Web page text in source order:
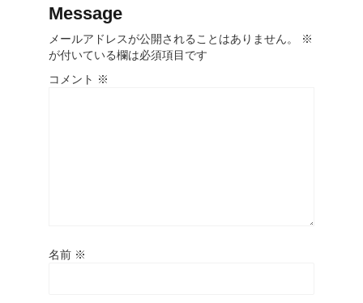
Message
メールアドレスが公開されることはありません。
※
が付いている欄は必須項目です
コメント ※
名前 ※